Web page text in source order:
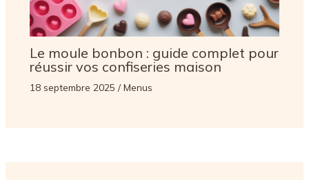
Le moule bonbon : guide complet pour
réussir vos confiseries maison
18 septembre 2025 /Menus